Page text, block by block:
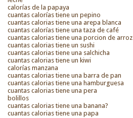
calorías de la papaya
cuantas calorías tiene un pepino
cuantas calorias tiene una arepa blanca
cuantas calorías tiene una taza de café
cuantas calorias tiene una porcion de arroz
cuantas calorias tiene un sushi
cuantas calorias tiene una salchicha
cuantas calorias tiene un kiwi
calorías manzana
cuantas calorias tiene una barra de pan
cuantas calorias tiene una hamburguesa
cuantas calorias tiene una pera
bolillos
cuantas calorias tiene una banana?
cuantas calorias tiene una papa